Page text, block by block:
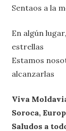
Sentaos a la
En algún
estrellas
Estamos
alcanzarlas
Viva
Soroca,
Saludos a